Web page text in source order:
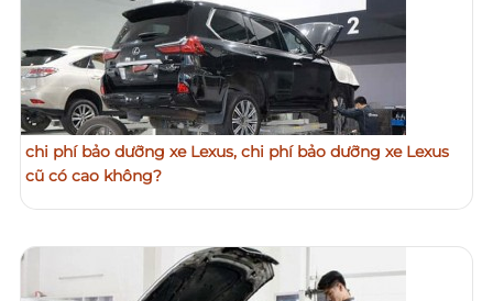
chi phí bảo dưỡng xe Lexus, chi phí bảo dưỡng xe Lexus
cũ có cao không?